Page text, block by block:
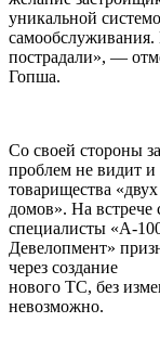
уникальной
пострадали», —
Гопша.
Со своей стороны
проблем не видит и
товарищества «двух
домов». На
специалисты «А-
Девелопмент»
через создание
нового ТС, без
невозможно.